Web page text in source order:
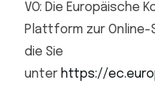
VO: Die Europäische
Plattform zur
die Sie
unter https://